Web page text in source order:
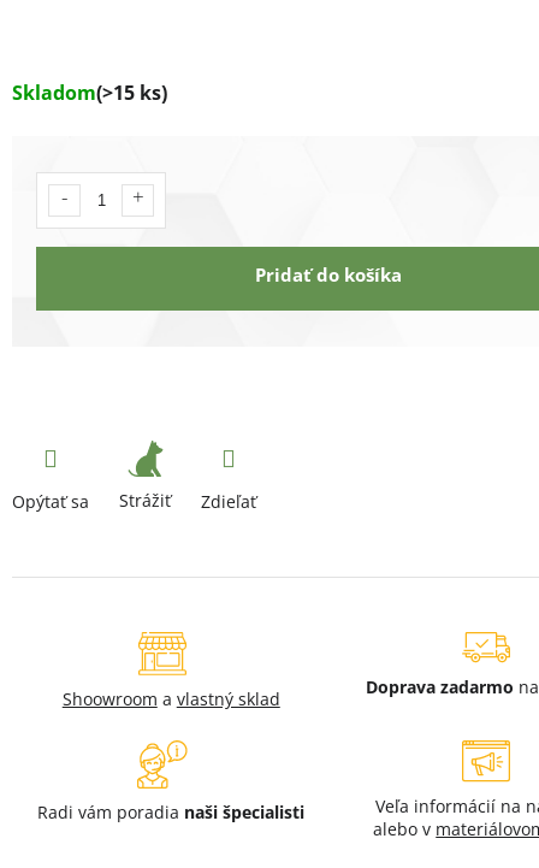
Skladom(>15 ks)
Pridať do košíka
Opýtať sa Strážiť Zdieľať
Shoowroom a vlastný sklad
Doprava zadarmo
Radi vám poradia naši špecialisti
Veľa informácií na
alebo v